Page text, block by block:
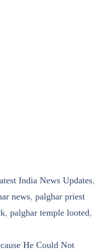
India News Updates,
news, palghar priest
, palghar temple looted,
He Could Not